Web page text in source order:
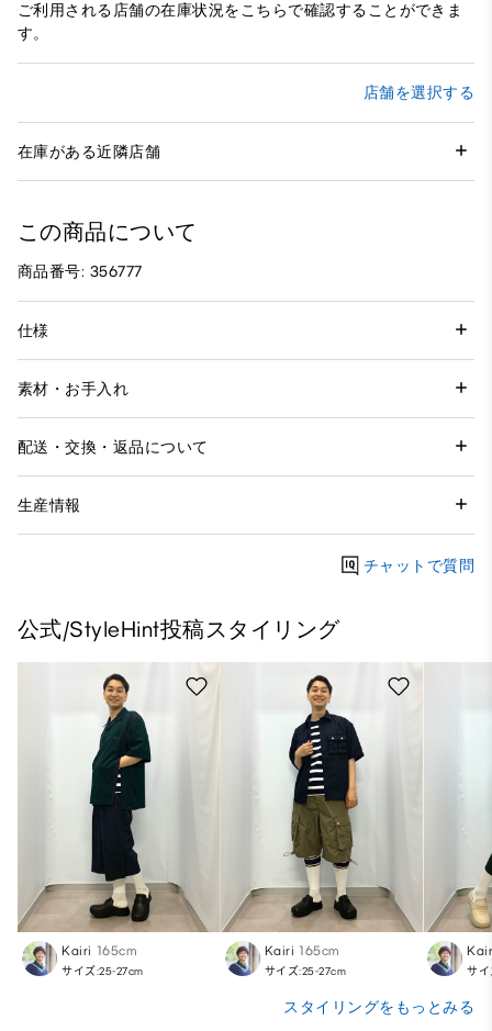
ご利用される店舗の在庫状況をこちらで確認することができま
す。
店舗を選択する
在庫がある近隣店舗
この商品について
商品番号: 356777
仕様
素材・お手入れ
配送・交換・返品について
生産情報
チャットで質問
公式/StyleHint投稿スタイリング
Kairi 165cm
サイズ:25-27cm
Kairi 165cm
サイズ:25-27cm サ
スタイリングをもっとみる